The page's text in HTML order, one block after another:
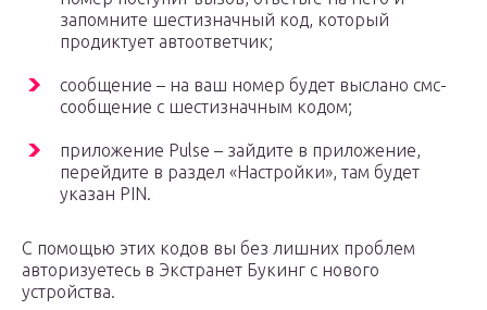
запомните шестизначный код, который
продиктует автоответчик;
сообщение – на ваш номер будет выслано смс-
сообщение с шестизначным кодом;
приложение Pulse – зайдите в приложение,
перейдите в раздел «Настройки», там будет
указан PIN.
С помощью этих кодов вы без лишних проблем
авторизуетесь в Экстранет Букинг с нового
устройства.